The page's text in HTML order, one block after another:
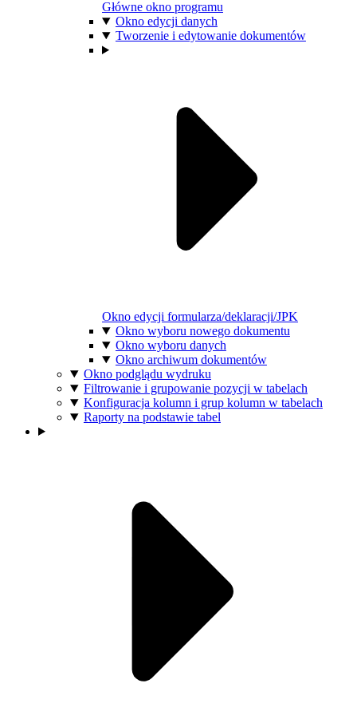
Główne okno programu
Okno edycji danych
Tworzenie i edytowanie dokumentów
Okno edycji formularza/deklaracji/JPK
Okno wyboru nowego dokumentu
Okno wyboru danych
Okno archiwum dokumentów
Okno podglądu wydruku
Filtrowanie i grupowanie pozycji w tabelach
Konfiguracja kolumn i grup kolumn w tabelach
Raporty na podstawie tabel